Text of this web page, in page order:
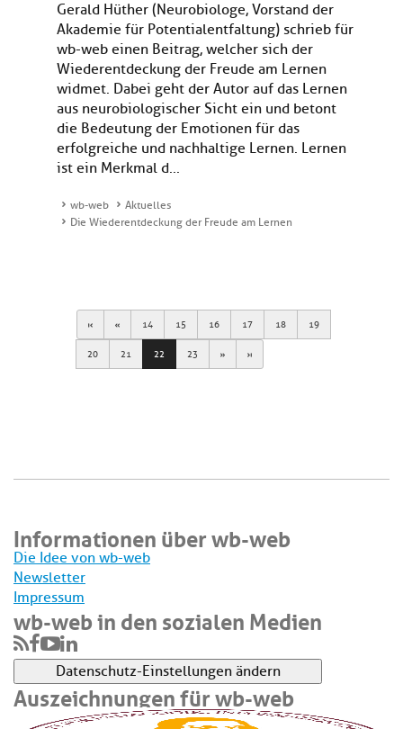
Gerald Hüther (Neurobiologe, Vorstand der
Akademie für Potentialentfaltung) schrieb für
wb-web einen Beitrag, welcher sich der
Wiederentdeckung der Freude am Lernen
widmet. Dabei geht der Autor auf das Lernen
aus neurobiologischer Sicht ein und betont
die Bedeutung der Emotionen für das
erfolgreiche und nachhaltige Lernen. Lernen
ist ein Merkmal d...
wb-web
Aktuelles
Die Wiederentdeckung der Freude am Lernen
First Previous
14 15 16 17 18 19
20 21 22 23 Next Last
Informationen über wb-web
Die Idee von wb-web
Newsletter
Impressum
wb-web in den sozialen Medien
Datenschutz-Einstellungen ändern
Auszeichnungen für wb-web